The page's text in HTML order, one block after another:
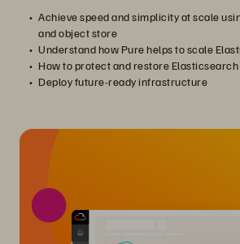
Achieve speed and simplicity at scale
and object store
Understand how Pure helps to scale
How to protect and restore
Deploy future-ready infrastructure